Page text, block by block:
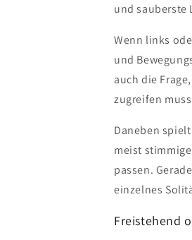
und sauberste
Wenn links
und
auch die
zugreifen
Daneben
meist
passen.
einzelnes
Freistehend